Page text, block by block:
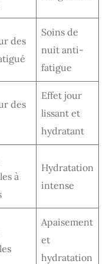
des
Soins de
nuit anti-
fatigue
des
Effet jour
lissant et
hydratant
à
Hydratation
intense
Apaisement
et
hydratation